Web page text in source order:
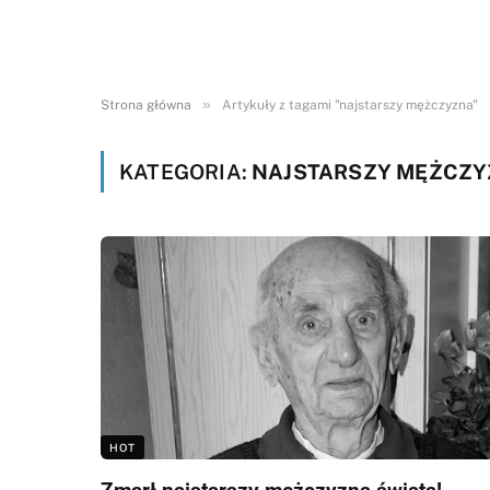
Strona główna » Artykuły z tagami "najstarszy mężczyzna"
KATEGORIA: NAJSTARSZY
HOT